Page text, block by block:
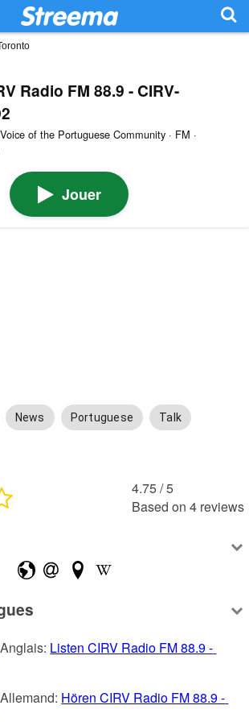
Radio FM 88.9 - CIRV-
of the Portuguese Community · FM ·
Jouer
News Portuguese Talk
4.75 /5
Based on 4 reviews
Listen CIRV Radio FM 88.9 -
Hören CIRV Radio FM 88.9 -